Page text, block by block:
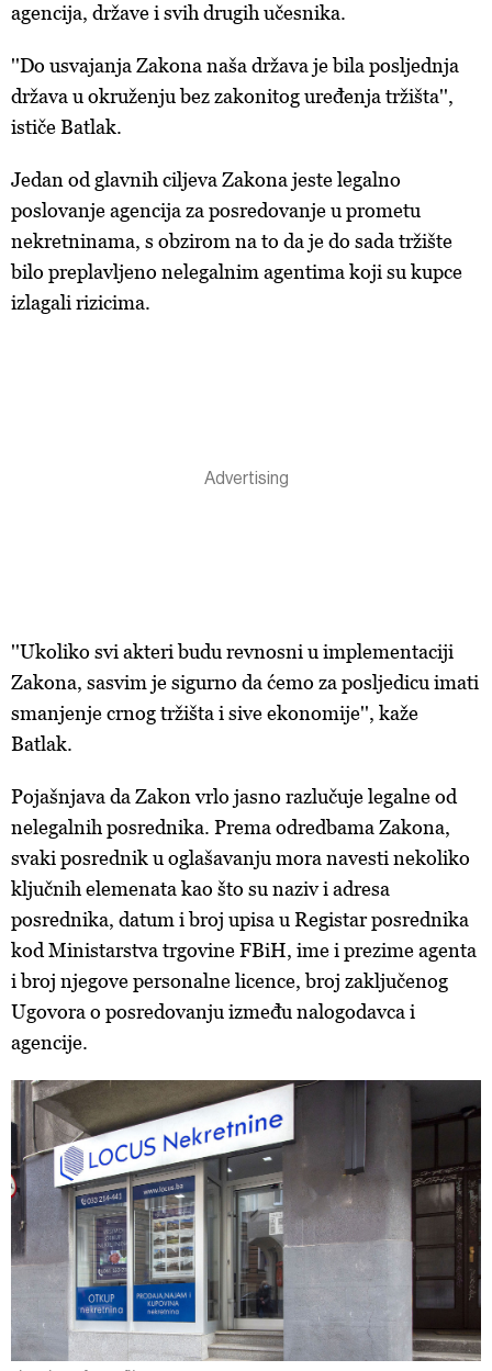
agencija, države i svih drugih učesnika.
''Do usvajanja Zakona naša država je bila posljednja
država u okruženju bez zakonitog uređenja tržišta'',
ističe Batlak.
Jedan od glavnih ciljeva Zakona jeste legalno
poslovanje agencija za posredovanje u prometu
nekretninama, s obzirom na to da je do sada tržište
bilo preplavljeno nelegalnim agentima koji su kupce
izlagali rizicima.
''Ukoliko svi akteri budu revnosni u implementaciji
Zakona, sasvim je sigurno da ćemo za posljedicu imati
smanjenje crnog tržišta i sive ekonomije'', kaže
Batlak.
Pojašnjava da Zakon vrlo jasno razlučuje legalne od
nelegalnih posrednika. Prema odredbama Zakona,
svaki posrednik u oglašavanju mora navesti nekoliko
ključnih elemenata kao što su naziv i adresa
posrednika, datum i broj upisa u Registar posrednika
kod Ministarstva trgovine FBiH, ime i prezime agenta
i broj njegove personalne licence, broj zaključenog
Ugovora o posredovanju između nalogodavca i
agencije.